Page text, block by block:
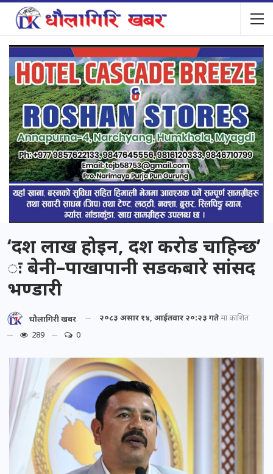
‘दश लाख होइन, दश करोड चाहिन्छ’
ः बेनी–पाखापानी सडकबारे सांसद
भण्डारी
धौलागिरी खबर २०८३ असार १४, आईतवार २०:२३ गतेमा प्रकाशित
289
0